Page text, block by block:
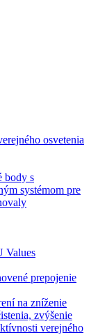
osvetenia
body s
systémom pre
Values
prepojenie
na zníženie
zvýšenie
verejného